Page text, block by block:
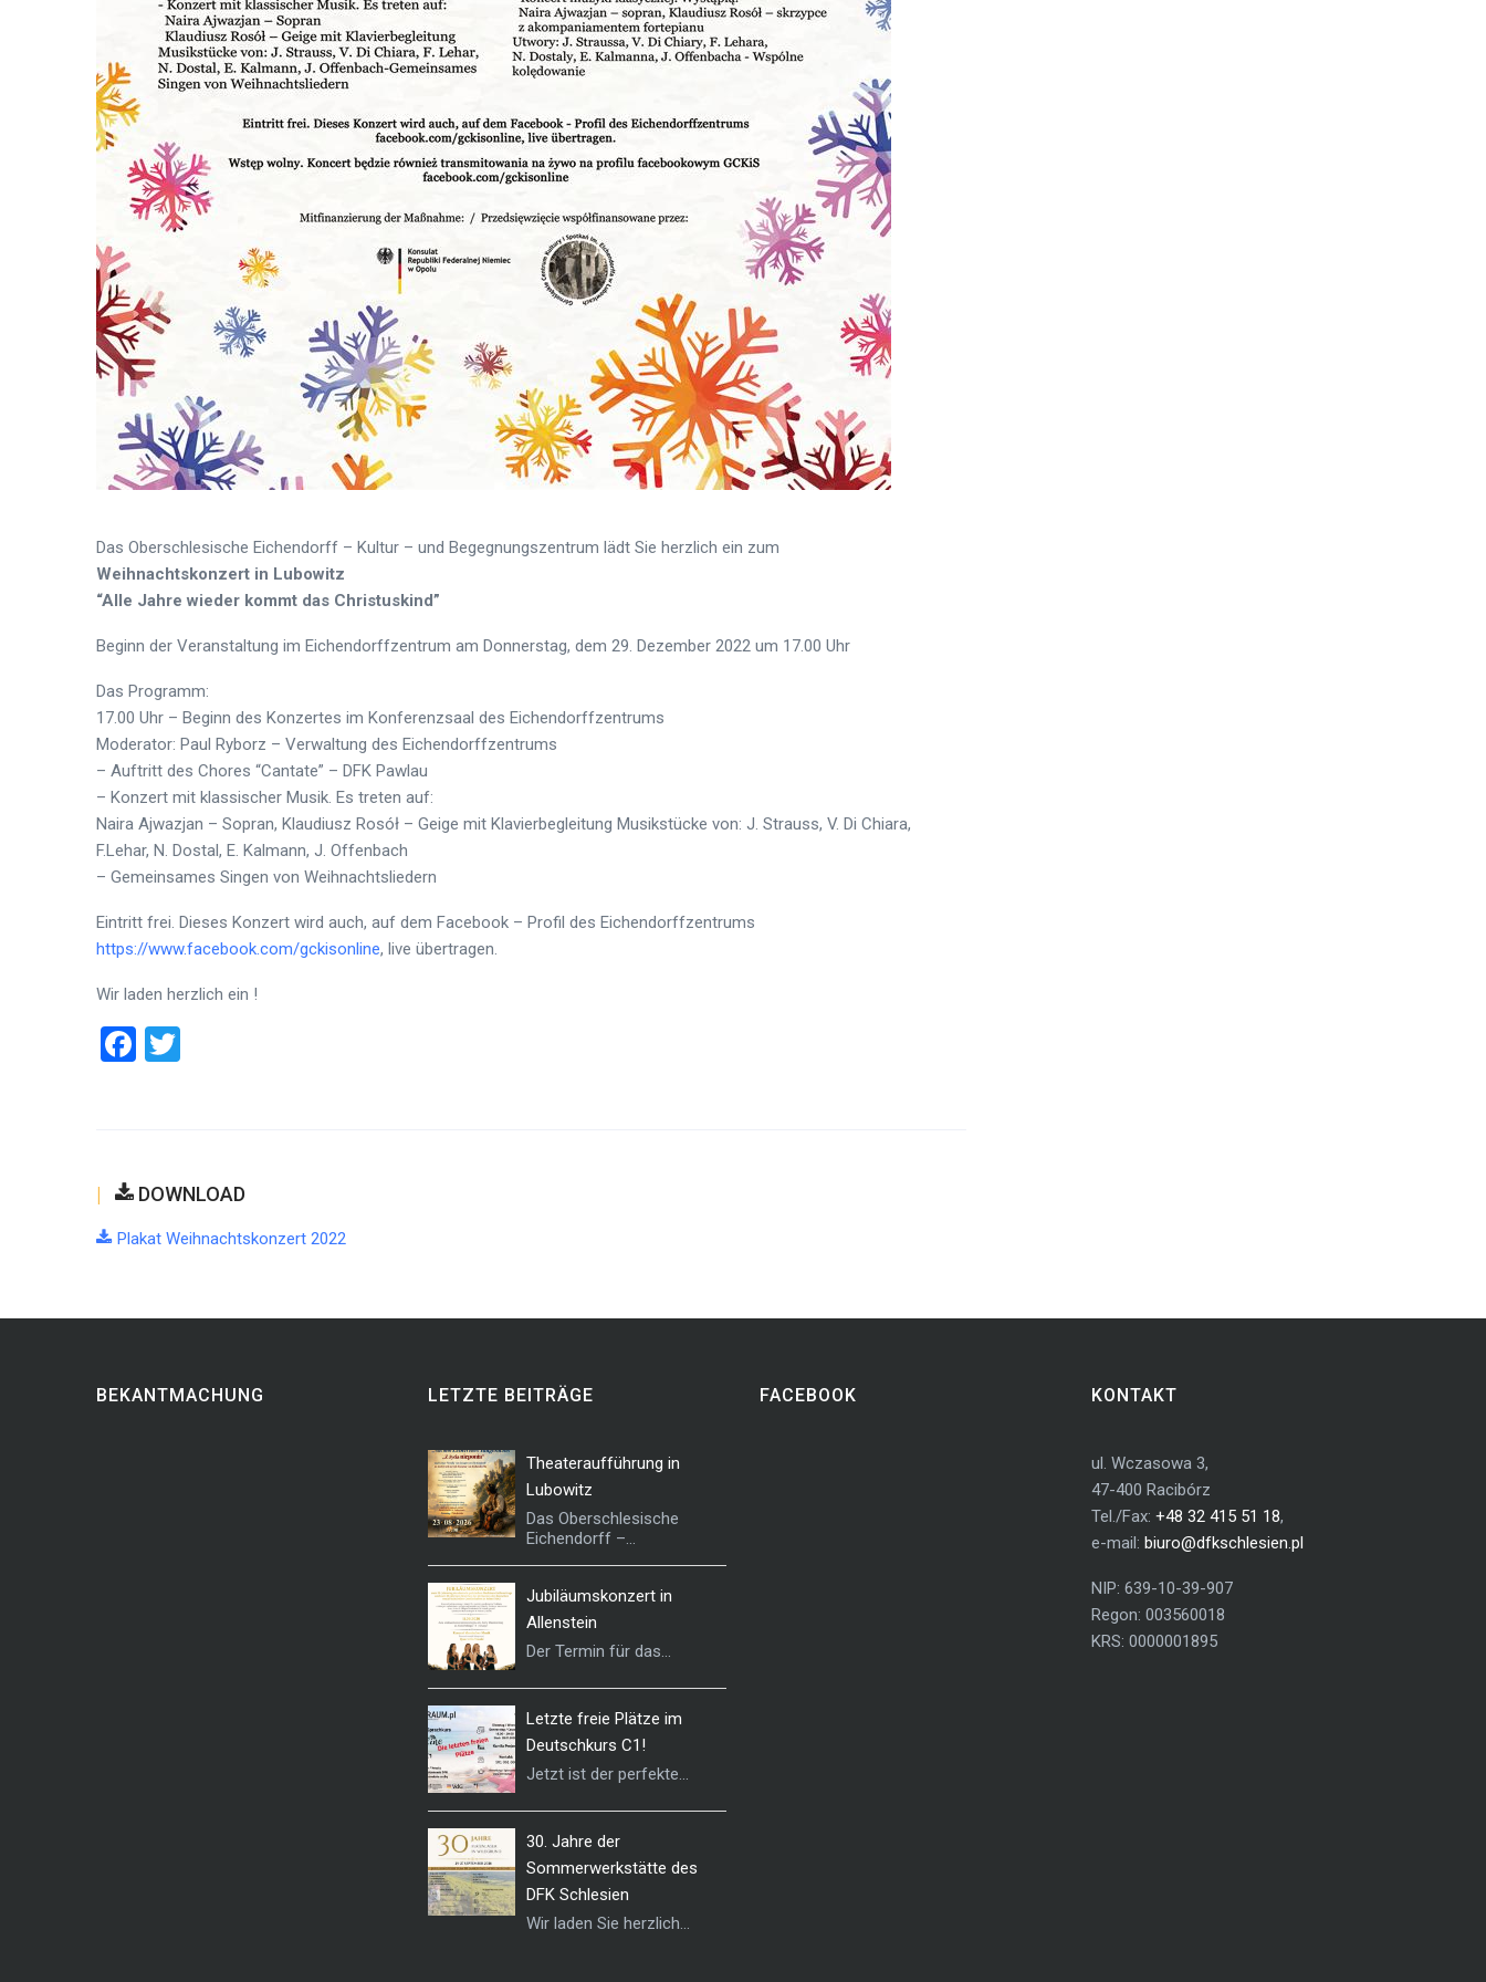
Das Oberschlesische Eichendorff – Kultur – und Begegnungszentrum lädt Sie herzlich ein zum
Weihnachtskonzert in Lubowitz
“Alle Jahre wieder kommt das Christuskind”
Beginn der Veranstaltung im Eichendorffzentrum am Donnerstag, dem 29. Dezember 2022 um 17.00 Uhr
Das Programm:
17.00 Uhr – Beginn des Konzertes im Konferenzsaal des Eichendorffzentrums
Moderator: Paul Ryborz – Verwaltung des Eichendorffzentrums
– Auftritt des Chores “Cantate” – DFK Pawlau
– Konzert mit klassischer Musik. Es treten auf:
Naira Ajwazjan – Sopran, Klaudiusz Rosół – Geige mit Klavierbegleitung Musikstücke von: J. Strauss, V. Di Chiara,
F.Lehar, N. Dostal, E. Kalmann, J. Offenbach
– Gemeinsames Singen von Weihnachtsliedern
Eintritt frei. Dieses Konzert wird auch, auf dem Facebook – Profil des Eichendorffzentrums
https://www.facebook.com/gckisonline, live übertragen.
Wir laden herzlich ein !
Facebook
DOWNLOAD
Plakat Weihnachtskonzert 2022
BEKANTMACHUNG LETZTE BEITRÄGE
Theateraufführung in
Lubowitz
Das Oberschlesische
Eichendorff –...
Jubiläumskonzert in
Allenstein
Der Termin für das...
Letzte freie Plätze im
Deutschkurs C1!
Jetzt ist der perfekte...
30. Jahre der
Sommerwerkstätte des
DFK Schlesien
Wir laden Sie herzlich...
FACEBOOK KONTAKT
ul. Wczasowa 3,
47-400 Racibórz
Tel./Fax: +48 32 415 51 18,
e-mail: biuro@dfkschlesien.pl
NIP: 639-10-39-907
Regon: 003560018
KRS: 0000001895